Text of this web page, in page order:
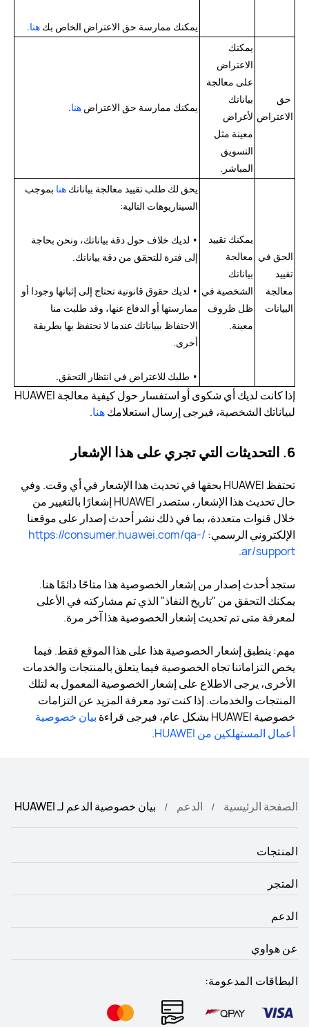
يمكنك ممارسة حق الاعتراض الخاص بك هنا.
حق
الاعتراض
يمكنك
الاعتراض
على معالجة
بياناتك
لأغراض
معينة مثل
التسويق
المباشر.
يمكنك ممارسة حق الاعتراض هنا.
الحق في
تقييد
معالجة
البيانات
يمكنك تقييد
معالجة
بياناتك
الشخصية في
ظل ظروف
معينة.
يحق لك طلب تقييد معالجة بياناتك هنا بموجب
السيناريوهات التالية:
• لديك خلاف حول دقة بياناتك، ونحن بحاجة
إلى فترة للتحقق من دقة بياناتك.
• لديك حقوق قانونية تحتاج إلى إثباتها وجودا أو
ممارستها أو الدفاع عنها، وقد طلبت منا
الاحتفاظ ببياناتك عندما لا نحتفظ بها بطريقة
أخرى.
• طلبك للاعتراض في انتظار التحقق.
إذا كانت لديك أي شكوى أو استفسار حول كيفية معالجة HUAWEI
لبياناتك الشخصية، فيرجى إرسال استعلامكهنا.
6. التحديثات التي تجري على هذا الإشعار
تحتفظ HUAWEI بحقها في تحديث هذا الإشعار في أي وقت. وفي
حال تحديث هذا الإشعار، ستصدر HUAWEI إشعارًا بالتغيير من
خلال قنوات متعددة، بما في ذلك نشر أحدث إصدار على موقعنا
الإلكتروني الرسمي: /https://consumer.huawei.com/qa-
ar/support
.
ستجد أحدث إصدار من إشعار الخصوصية هذا متاحًا دائمًا هنا.
يمكنك التحقق من "تاريخ النفاذ" الذي تم مشاركته في الأعلى
لمعرفة متى تم تحديث إشعار الخصوصية هذا آخر مرة.
مهم: ينطبق إشعار الخصوصية هذا على هذا الموقع فقط. فيما
يخص التزاماتنا تجاه الخصوصية فيما يتعلق بالمنتجات والخدمات
الأخرى، يرجى الاطلاع على إشعار الخصوصية المعمول به لتلك
المنتجات والخدمات. إذا كنت تود معرفة المزيد عن التزامات
خصوصية HUAWEI بشكل عام، فيرجى قراءة
بيان خصوصية
أعمال المستهلكين من HUAWEI
.
الصفحة الرئيسية الدعم بيان خصوصية الدعم لـ HUAWEI
المنتجات
المتجر
الدعم
عن هواوي
البطاقات المدعومة: